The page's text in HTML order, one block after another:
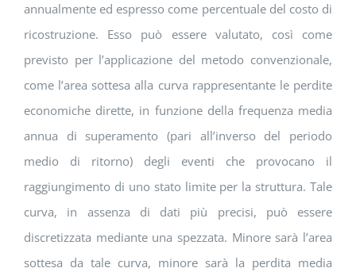
annualmente ed espresso come percentuale del costo di
ricostruzione. Esso può essere valutato, così come
previsto per l’applicazione del metodo convenzionale,
come l’area sottesa alla curva rappresentante le perdite
economiche dirette, in funzione della frequenza media
annua di superamento (pari all’inverso del periodo
medio di ritorno) degli eventi che provocano il
raggiungimento di uno stato limite per la struttura. Tale
curva, in assenza di dati più precisi, può essere
discretizzata mediante una spezzata. Minore sarà l’area
sottesa da tale curva, minore sarà la perdita media